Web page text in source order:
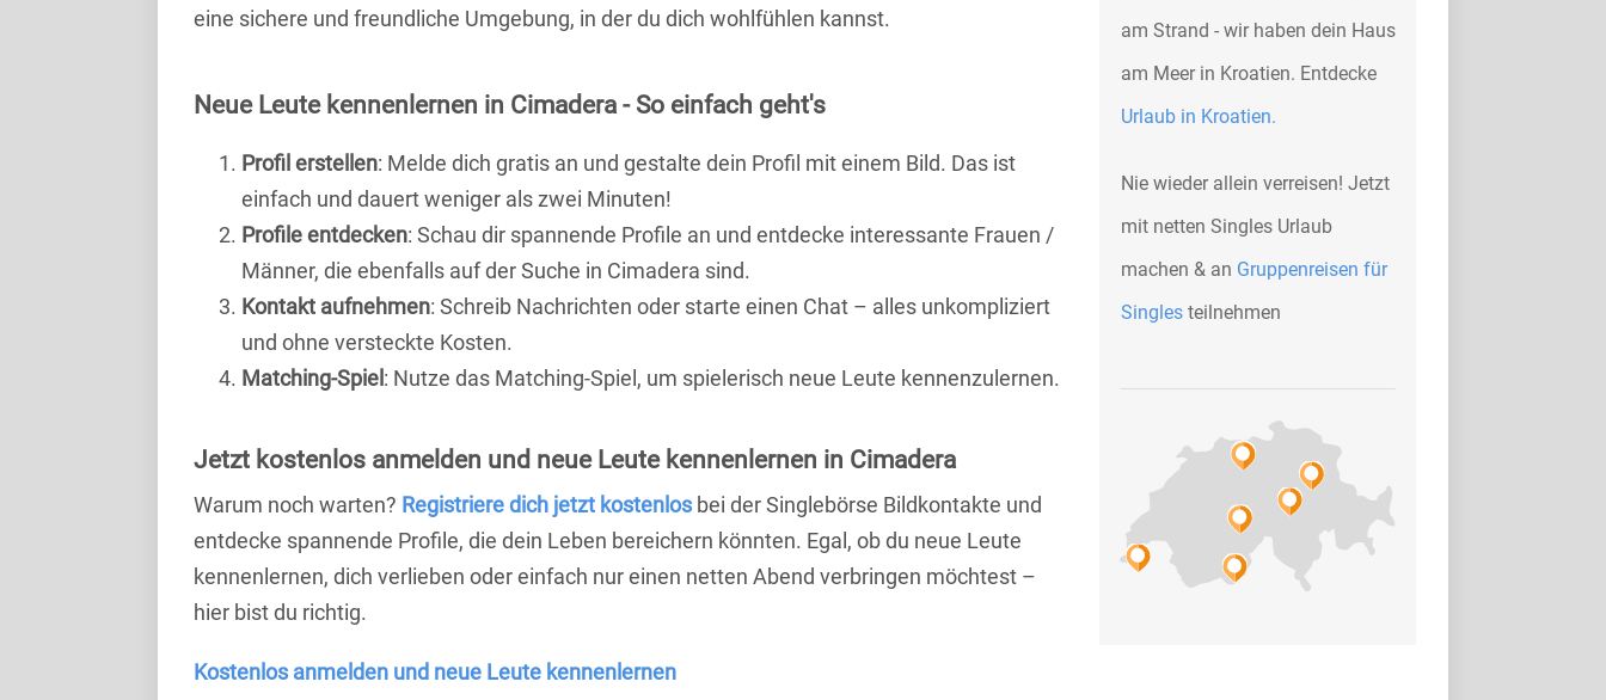
eine sichere und freundliche Umgebung, in der du dich wohlfühlen kannst.
Neue Leute kennenlernen in Cimadera - So einfach geht's
Profil erstellen: Melde dich gratis an und gestalte dein Profil mit einem Bild. Das ist
einfach und dauert weniger als zwei Minuten!
Profile entdecken: Schau dir spannende Profile an und entdecke interessante Frauen /
Männer, die ebenfalls auf der Suche in Cimadera sind.
Kontakt aufnehmen: Schreib Nachrichten oder starte einen Chat – alles unkompliziert
und ohne versteckte Kosten.
Matching-Spiel : Nutze das Matching-Spiel, um spielerisch neue Leute kennenzulernen.
Jetzt kostenlos anmelden und neue Leute kennenlernen in Cimadera
Warum noch warten? Registriere dich jetzt kostenlos bei der Singlebörse Bildkontakte und
entdecke spannende Profile, die dein Leben bereichern könnten. Egal, ob du neue Leute
kennenlernen, dich verlieben oder einfach nur einen netten Abend verbringen möchtest –
hier bist du richtig.
Kostenlos anmelden und neue Leute kennenlernen
am Strand - wir haben dein Haus
am Meer in Kroatien. Entdecke
Urlaub in Kroatien.
Nie wieder allein verreisen! Jetzt
mit netten Singles Urlaub
machen & an Gruppenreisen für
Singlesteilnehmen